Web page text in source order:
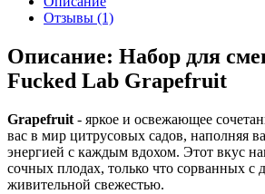
Отзывы (1)
Описание: Набор для
Fucked Lab Grapefruit
Grapefruit - яркое и освежающее
вас в мир цитрусовых садов, наполняя
энергией с каждым вдохом. Этот вкус
сочных плодах, только что сорванных с
живительной свежестью.